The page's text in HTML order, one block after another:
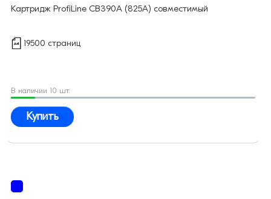
Картридж ProfiLine CB390A (825A) совместимый
19500 страниц
В наличии 10 шт.
Купить